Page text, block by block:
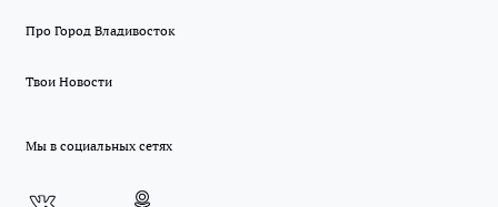
Про Город Владивосток
Твои Новости
Мы в социальных сетях